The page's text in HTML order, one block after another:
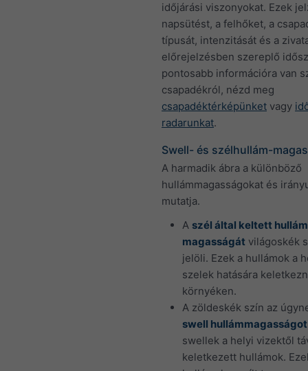
időjárási viszonyokat. Ezek
napsütést, a felhőket, a
típusát, intenzitását és a
előrejelzésben szereplő
pontosabb információra van
csapadékról, nézd meg
csapadéktérképünket vagy
radarunkat.
Swell- és szélhullám-
A harmadik ábra a különböző
hullámmagasságokat és
mutatja.
A szél által keltett
magasságát világoskék
jelöli. Ezek a hullámok a
szelek hatására
környéken.
A zöldeskék szín az
swell hullámmagasságot
swellek a helyi vizektől
keletkezett hullámok.